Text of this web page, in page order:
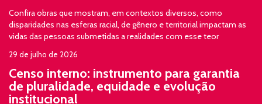
Confira obras que mostram, em contextos diversos, como
disparidades nas esferas racial, de gênero e territorial impactam as
vidas das pessoas submetidas a realidades com esse teor
29 de julho de 2026
Censo interno: instrumento para garantia
de pluralidade, equidade e evolução
institucional